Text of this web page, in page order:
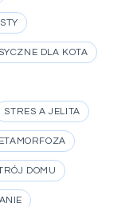
DLA KOTA
STRES A JELITA
DOMU